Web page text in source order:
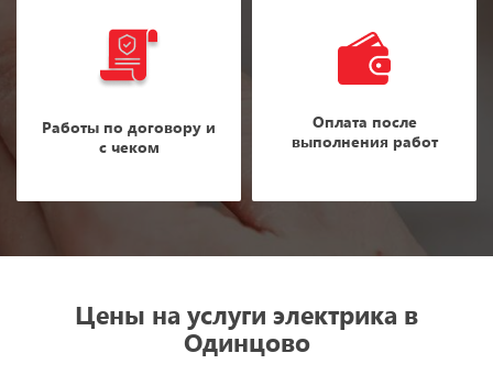
Работы по договору и
с чеком
Оплата после
выполнения работ
Цены на услуги электрика в
Одинцово